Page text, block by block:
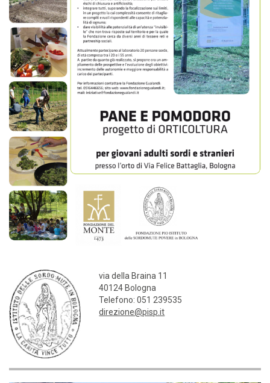
via della Braina 11
40124 Bologna
Telefono: 051 239535
direzione@pisp.it